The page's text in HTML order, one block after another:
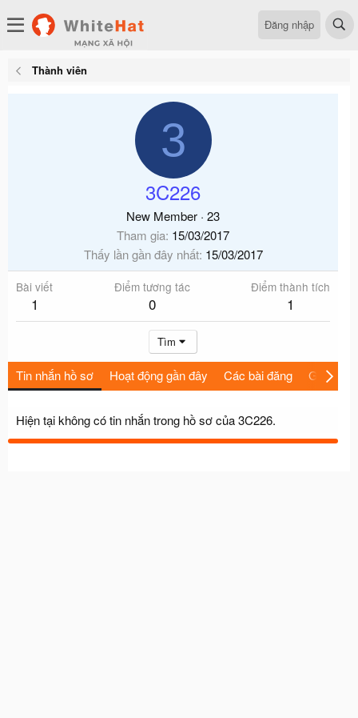
Đăng nhập
Thành viên
3
3C226
New Member · 23
Tham gia 15/03/2017
Thấy lần gần đây nhất 15/03/2017
Bài viết
1
Điểm tương tác
0
Điểm thành tích
1
Tìm
Tin nhắn hồ sơ Hoạt động gần đây Các bài đăng Giới thiệu
Hiện tại không có tin nhắn trong hồ sơ của 3C226.